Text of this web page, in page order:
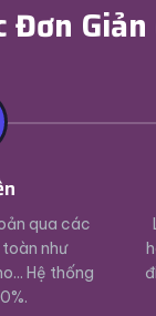
Đơn
qua các
như
Hệ thống